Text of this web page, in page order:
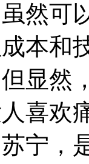
然可
本和
显然
喜欢
宁，